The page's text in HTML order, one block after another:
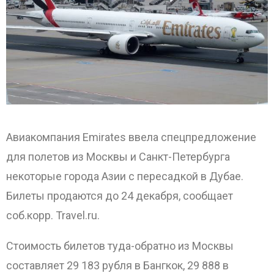
Авиакомпания Emirates ввела спецпредложение
для полетов из Москвы и Санкт-Петербурга
некоторые города Азии с пересадкой в Дубае.
Билеты продаются до 24 декабря, сообщает
соб.корр. Travel.ru.
Стоимость билетов туда-обратно из Москвы
составляет 29 183 рубля в Бангкок, 29 888 в